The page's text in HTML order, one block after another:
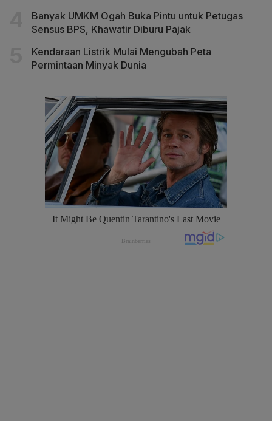
Banyak UMKM Ogah Buka Pintu untuk Petugas
Sensus BPS, Khawatir Diburu Pajak
Kendaraan Listrik Mulai Mengubah Peta
Permintaan Minyak Dunia